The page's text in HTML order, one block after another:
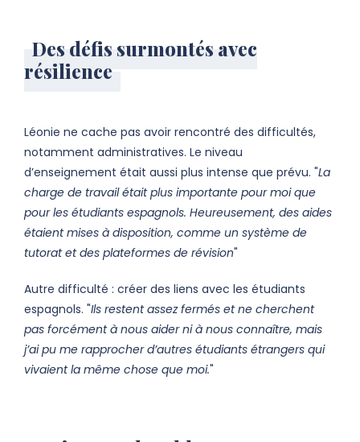
Des défis surmontés avec
résilience
Léonie ne cache pas avoir rencontré des difficultés,
notamment administratives. Le niveau
d’enseignement était aussi plus intense que prévu. "La
charge de travail était plus importante pour moi que
pour les étudiants espagnols. Heureusement, des aides
étaient mises à disposition, comme un système de
tutorat et des plateformes de révision"
Autre difficulté : créer des liens avec les étudiants
espagnols. "Ils restent assez fermés et ne cherchent
pas forcément à nous aider ni à nous connaître, mais
j’ai pu me rapprocher d’autres étudiants étrangers qui
vivaient la même chose que moi."